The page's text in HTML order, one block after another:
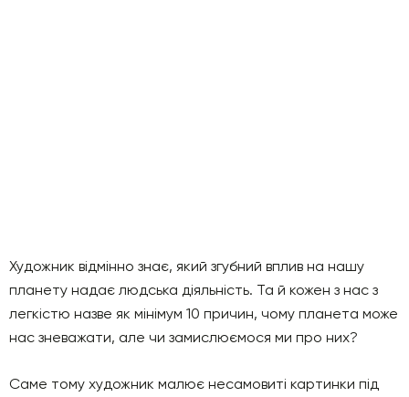
Художник відмінно знає, який згубний вплив на нашу
планету надає людська діяльність. Та й кожен з нас з
легкістю назве як мінімум 10 причин, чому планета може
нас зневажати, але чи замислюємося ми про них?
Саме тому художник малює несамовиті картинки під